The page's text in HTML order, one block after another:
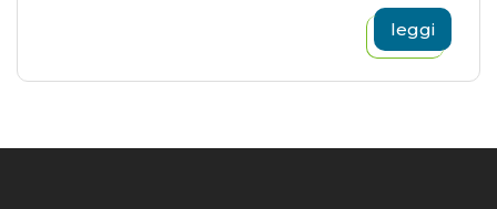
leggi